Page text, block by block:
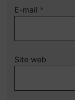
E-mail *
Site web